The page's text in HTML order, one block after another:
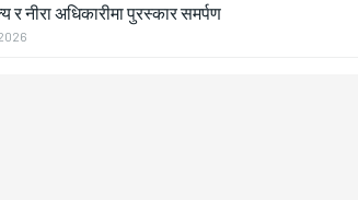
र नीरा अधिकारीमा पुरस्कार समर्पण